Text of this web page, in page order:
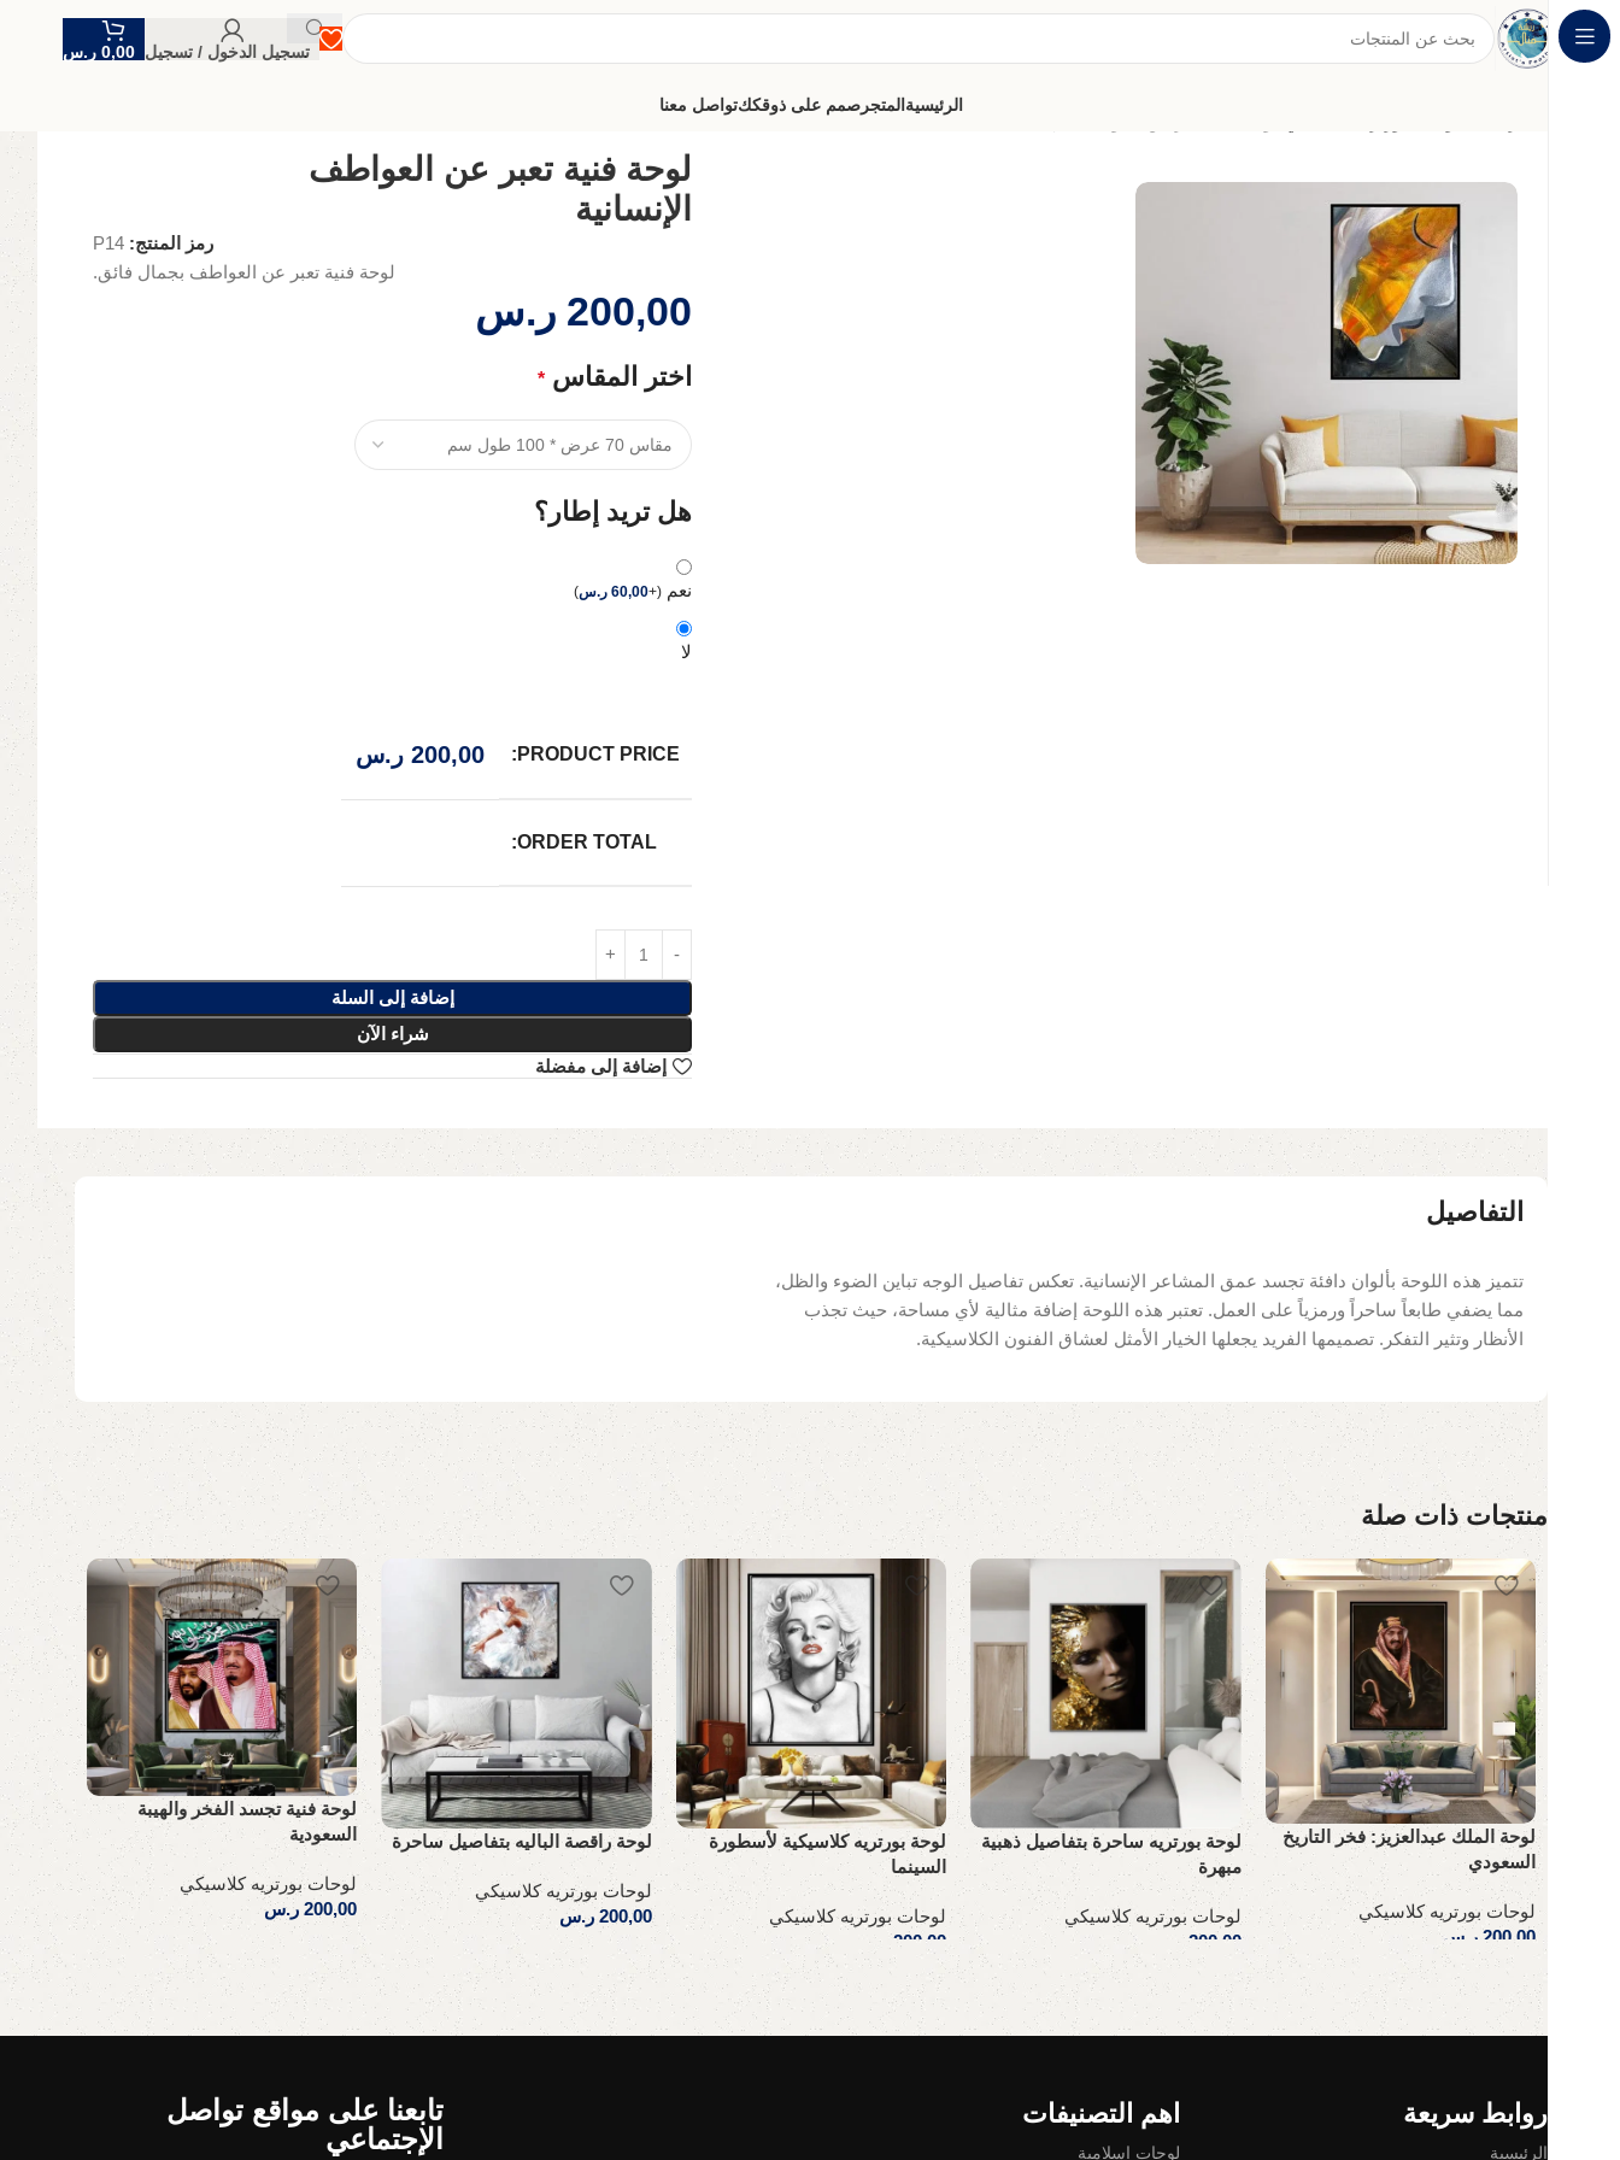
تسجيل الدخول / تسجيل 0,00 ر.س
الرئيسيةالمتجر صمم على ذوقككتواصل معنا
لوحة فنية تعبر عن العواطف
الإنسانية
رمز المنتج: P14
لوحة فنية تعبر عن العواطف بجمال فائق.
200,00 ر.س
اختر المقاس *
هل تريد إطار؟
نعم (
+
60,00 ر.س)
لا
PRODUCT PRICE:
200,00 ر.س
ORDER TOTAL:
إضافة إلى السلة
شراء الآن
إضافة إلى مفضلة
التفاصيل
تتميز هذه اللوحة بألوان دافئة تجسد عمق المشاعر الإنسانية. تعكس تفاصيل الوجه تباين الضوء والظل،
مما يضفي طابعاً ساحراً ورمزياً على العمل. تعتبر هذه اللوحة إضافة مثالية لأي مساحة، حيث تجذب
الأنظار وتثير التفكر. تصميمها الفريد يجعلها الخيار الأمثل لعشاق الفنون الكلاسيكية.
منتجات ذات صلة
لوحة الملك عبدالعزيز: فخر التاريخ
السعودي
لوحات بورتريه كلاسيكي
200,00 ر.س
إضافة إلى السلة
لوحة بورتريه ساحرة بتفاصيل ذهبية
مبهرة
لوحات بورتريه كلاسيكي
200,00 ر.س
إضافة إلى السلة
لوحة بورتريه كلاسيكية لأسطورة
السينما
لوحات بورتريه كلاسيكي
200,00
ر.س
إضافة إلى السلة
لوحة راقصة الباليه بتفاصيل ساحرة
لوحات بورتريه كلاسيكي
200,00 ر.س
إضافة إلى السلة
لوحة فنية تجسد الفخر والهيبة
السعودية
لوحات بورتريه كلاسيكي
200,00 ر.س
إضافة إلى السلة
لوحة
لوحات
200,00
إضافة
Read More
روابط سريعة
الرئيسية
اهم التصنيفات
لوحات إسلامية
تابعنا على مواقع تواصل
الإجتماعي